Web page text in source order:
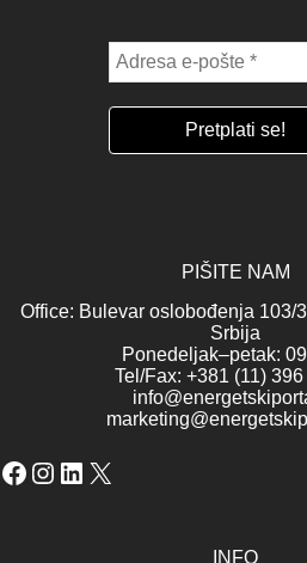
PIŠITE NAM
Office: Bulevar oslobođenja 103/
Srbija
Ponedeljak–petak:
Tel/Fax: +381 (11)
Facebook
Instagram
LinkedIn
X
INFO